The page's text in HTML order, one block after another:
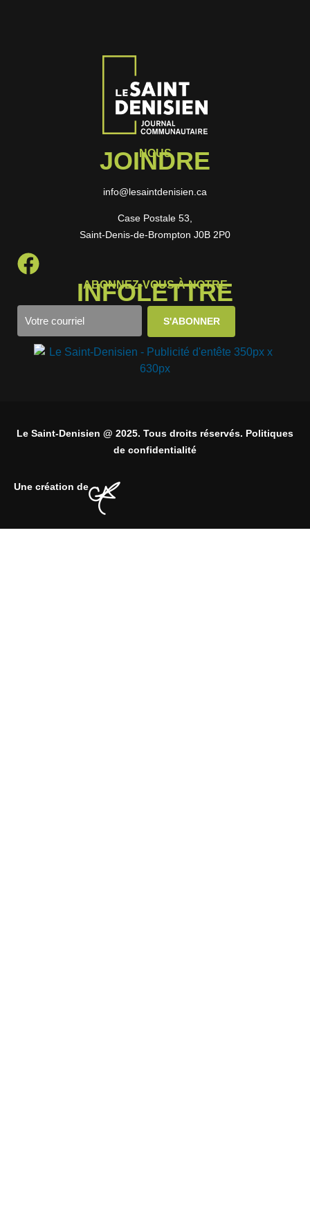
NOUS
JOINDRE
info@lesaintdenisien.ca
Case Postale 53,
Saint-Denis-de-Brompton J0B 2P0
ABONNEZ-VOUS À NOTRE
INFOLETTRE
Le Saint-Denisien @ 2025. Tous droits réservés. Politiques
de confidentialité
Une création de